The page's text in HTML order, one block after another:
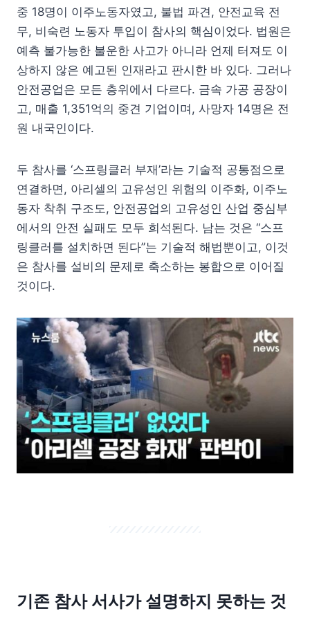
중 18명이 이주노동자였고, 불법 파견, 안전교육 전
무, 비숙련 노동자 투입이 참사의 핵심이었다. 법원은
예측 불가능한 불운한 사고가 아니라 언제 터져도 이
상하지 않은 예고된 인재라고 판시한 바 있다. 그러나
안전공업은 모든 층위에서 다르다. 금속 가공 공장이
고, 매출 1,351억의 중견 기업이며, 사망자 14명은 전
원 내국인이다.
두 참사를 ‘스프링클러 부재’라는 기술적 공통점으로
연결하면, 아리셀의 고유성인 위험의 이주화, 이주노
동자 착취 구조도, 안전공업의 고유성인 산업 중심부
에서의 안전 실패도 모두 희석된다. 남는 것은 “스프
링클러를 설치하면 된다”는 기술적 해법뿐이고, 이것
은 참사를 설비의 문제로 축소하는 봉합으로 이어질
것이다.
기존 참사 서사가 설명하지 못하는 것